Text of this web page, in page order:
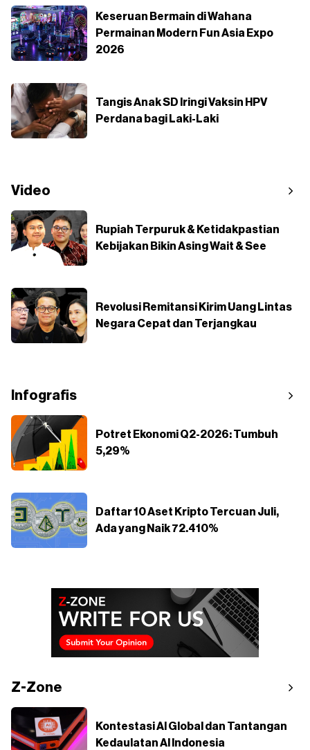
Keseruan Bermain di Wahana
Permainan Modern Fun Asia Expo
2026
Tangis Anak SD Iringi Vaksin HPV
Perdana bagi Laki-Laki
Video
Rupiah Terpuruk & Ketidakpastian
Kebijakan Bikin Asing Wait & See
Revolusi Remitansi Kirim Uang Lintas
Negara Cepat dan Terjangkau
Infografis
Potret Ekonomi Q2-2026: Tumbuh
5,29%
Daftar 10 Aset Kripto Tercuan Juli,
Ada yang Naik 72.410%
Z-Zone
Kontestasi AI Global dan Tantangan
Kedaulatan AI Indonesia